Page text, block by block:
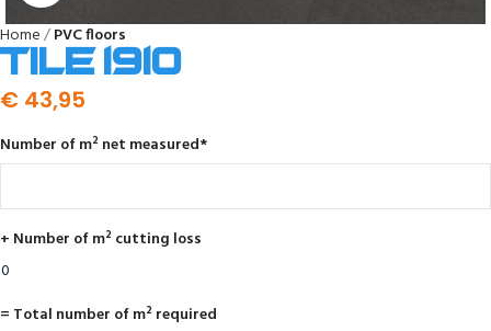
Home PVC floors
Tile 1910
€ 43,95
Number of m² net measured*
+ Number of m² cutting loss
= Total number of m² required